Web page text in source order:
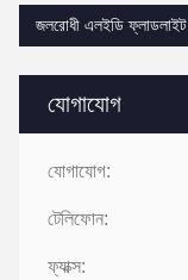
যোগাযোগ
যোগাযোগ:
টেলিফোন:
ফ্যাক্স:
জলরোধী এলইডি ফ্লাডলাইট